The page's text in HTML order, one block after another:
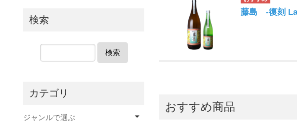
藤島 -復刻
おすすめ商品
検索
検索
カテゴリ
ジャンルで選ぶ